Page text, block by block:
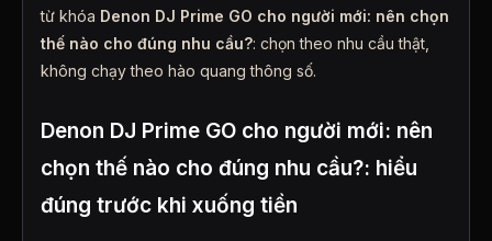
từ khóa Denon DJ Prime GO cho người mới: nên chọn
thế nào cho đúng nhu cầu?: chọn theo nhu cầu thật,
không chạy theo hào quang thông số.
Denon DJ Prime GO cho người mới: nên
chọn thế nào cho đúng nhu cầu?: hiểu
đúng trước khi xuống tiền